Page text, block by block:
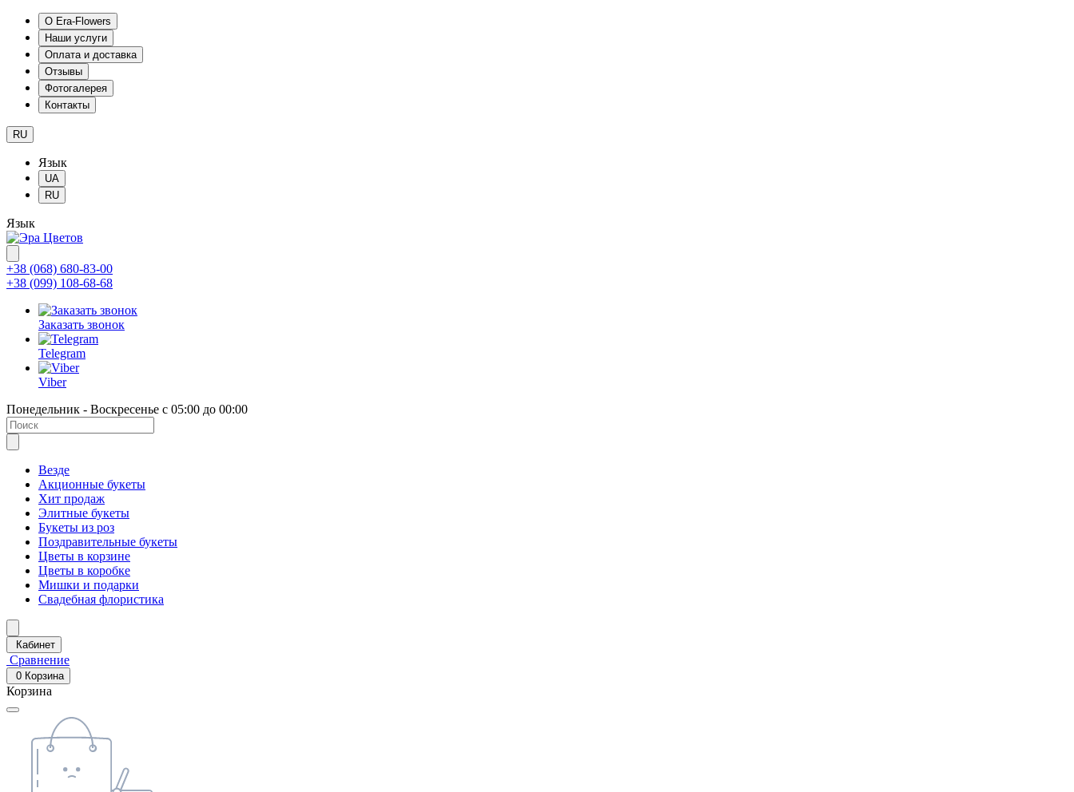
О Era-Flowers
Наши услуги
Оплата и доставка
Отзывы
Фотогалерея
Контакты
RU
Язык
UA
RU
Язык
+38 (068) 680-83-00
+38 (099) 108-68-68
Заказать звонок
Telegram
Viber
Понедельник - Воскресенье с 05:00 до 00:00
Везде
Акционные букеты
Хит продаж
Элитные букеты
Букеты из роз
Поздравительные букеты
Цветы в корзине
Цветы в коробке
Мишки и подарки
Свадебная флористика
Кабинет
Сравнение
0 Корзина
Корзина